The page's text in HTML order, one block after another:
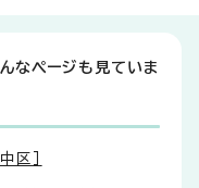
なページも見ていま
区］